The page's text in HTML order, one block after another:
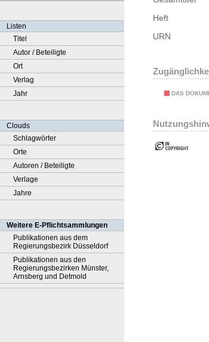
Listen
Titel
Autor / Beteiligte
Ort
Verlag
Jahr
Clouds
Schlagwörter
Orte
Autoren / Beteiligte
Verlage
Jahre
Weitere E-Pflichtsammlungen
Publikationen aus dem
Regierungsbezirk Düsseldorf
Publikationen aus den
Regierungsbezirken Münster,
Arnsberg und Detmold
Heft
URN
DAS